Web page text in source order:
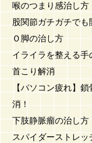
喉のつまり感治し方
股関節ガチガチでも
Ｏ脚の治し方
イライラを整える手
首こり解消
【パソコン疲れ】
消！
下肢静脈瘤の治し方
スパイダーストレッ